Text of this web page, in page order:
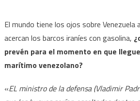
El mundo tiene los ojos sobre Venezuela
acercan los barcos iraníes con gasolina,
prevén para el momento en que
marítimo venezolano?
«EL ministro de la defensa (Vladimir